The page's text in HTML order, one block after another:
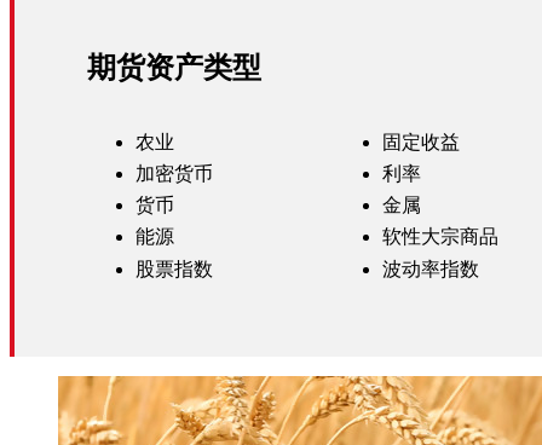
期货资产类型
农业
加密货币
货币
能源
股票指数
固定收益
利率
金属
软性大宗商品
波动率指数